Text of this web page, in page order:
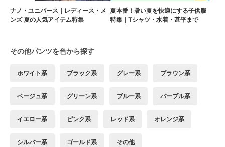
ナノ・ユニバース｜レディース・メ
ンズ 夏の人気アイテム特集
夏本番！暑い夏を快適にする子供服
特集｜Tシャツ・水着・甚平まで
その他パンツを色から探す
ホワイト系 ブラック系 グレー系 ブラウン系
ベージュ系 グリーン系 ブルー系 パープル系
イエロー系 ピンク系 レッド系 オレンジ系
シルバー系 ゴールド系 その他